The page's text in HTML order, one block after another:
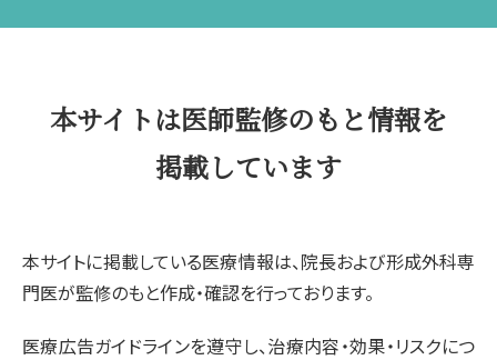
本サイトは医師監修のもと情報を
掲載しています
本サイトに掲載している医療情報は、院長および形成外科専
門医が監修のもと作成・確認を行っております。
医療広告ガイドラインを遵守し、治療内容・効果・リスクにつ